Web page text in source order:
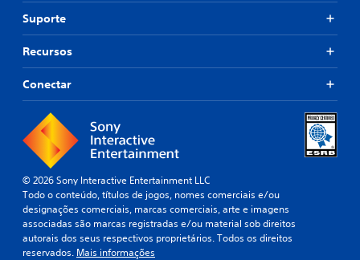
Suporte
Recursos
Conectar
© 2026 Sony Interactive Entertainment LLC
Todo o conteúdo, títulos de jogos, nomes comerciais e/ou
designações comerciais, marcas comerciais, arte e imagens
associadas são marcas registradas e/ou material sob direitos
autorais dos seus respectivos proprietários. Todos os direitos
reservados. Mais informações